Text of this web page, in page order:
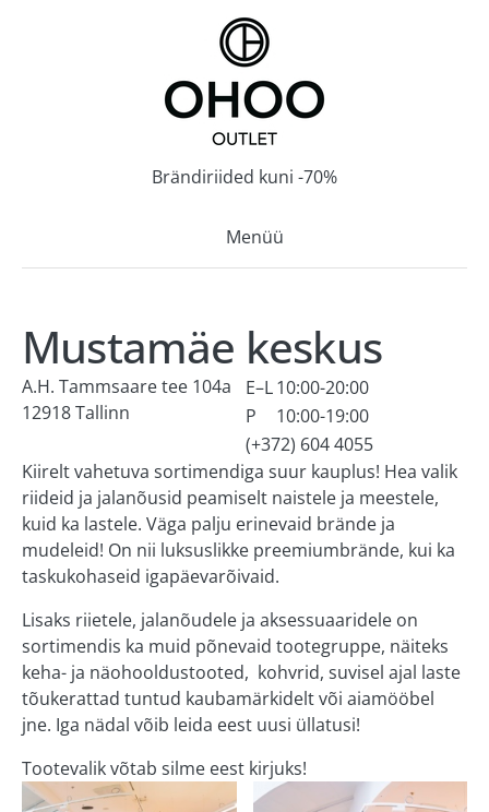
Brändiriided kuni -70%
Menüü
KAUPLUSED
T1 Tallinn
Mustamäe keskus
Järve keskus
Kvartali keskus
Eedeni keskus
Zeppelini keskus
Elva
MEIST
Mustamäe keskus
A.H. Tammsaare tee 104a
12918 Tallinn
E–L10:00-20:00
P
10:00-19:00
(+372) 604 4055
Kiirelt vahetuva sortimendiga suur kauplus! Hea valik
riideid ja jalanõusid peamiselt naistele ja meestele,
kuid ka lastele. Väga palju erinevaid brände ja
mudeleid! On nii luksuslikke preemiumbrände, kui ka
taskukohaseid igapäevarõivaid.
Lisaks riietele, jalanõudele ja aksessuaaridele on
sortimendis ka muid põnevaid tootegruppe, näiteks
keha- ja näohooldustooted, kohvrid, suvisel ajal laste
tõukerattad tuntud kaubamärkidelt või aiamööbel
jne. Iga nädal võib leida eest uusi üllatusi!
Tootevalik võtab silme eest kirjuks!